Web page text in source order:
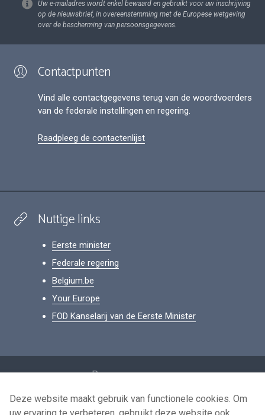
Uw e-mailadres wordt enkel bewaard en gebruikt voor uw inschrijving
op de nieuwsbrief, in overeenstemming met de Europese wetgeving
over de bescherming van persoonsgegevens.
Contactpunten
Vind alle contactgegevens terug van de woordvoerders
van de federale instellingen en regering.
Raadpleeg de contactenlijst
Nuttige links
Eerste minister
Federale regering
Belgium.be
Your Europe
FOD Kanselarij van de Eerste Minister
Persoonsgegevens
Voorwaarden voor het hergebruik
Deze website maakt gebruik van functionele cookies. Om